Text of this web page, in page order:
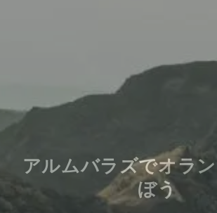
アルムバラズでオラ
ぼう